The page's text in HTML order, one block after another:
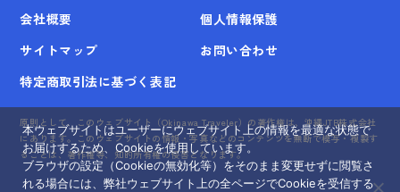
会社概要
個人情報保護
サイトマップ
お問い合わせ
特定商取引法に基づく表記
原則として、このウェブサイト（Okinawa Traveler）の著作権は、沖縄JTB株式会社
にあります。このウェブサイトの情報・写真などのコンテンツを無断で模写・複製す
ることは、著作権等、知的所有権の侵害となります。
本ウェブサイトはユーザーにウェブサイト上の情報を最適な状態で
お届けするため、Cookieを使用しています。
ブラウザの設定（Cookieの無効化等）をそのまま変更せずに閲覧さ
れる場合には、弊社ウェブサイト上の全ページでCookieを受信する